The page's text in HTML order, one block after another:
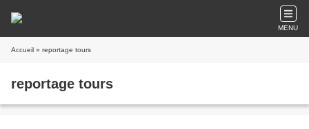
MENU
Accueil » reportage tours
reportage tours